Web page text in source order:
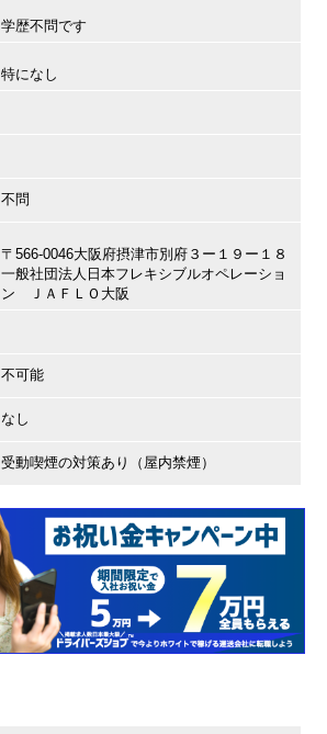
学歴不問です
特になし
不問
〒566-0046大阪府摂津市別府３ー１９ー１８
一般社団法人日本フレキシブルオペレーショ
ン ＪＡＦＬＯ大阪
不可能
なし
受動喫煙の対策あり（屋内禁煙）